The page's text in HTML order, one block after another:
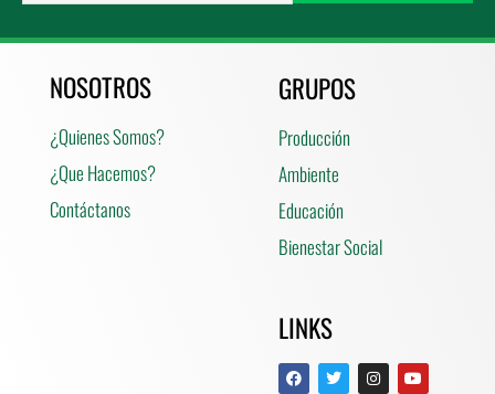
NOSOTROS
¿Quienes Somos?
¿Que Hacemos?
Contáctanos
GRUPOS
Producción
Ambiente
Educación
Bienestar Social
LINKS